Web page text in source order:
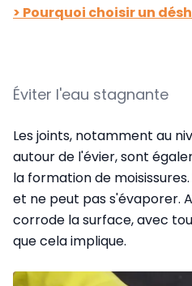
> Pourquoi choisir un
Éviter l'eau stagnante
Les joints, notamment au
autour de l'évier, sont
la formation de
et ne peut pas s'évaporer.
corrode la surface, avec
que cela implique.